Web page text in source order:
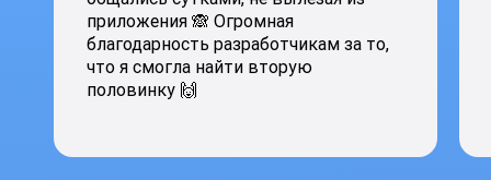
приложения 🙈 Огромная
благодарность разработчикам за то,
что я смогла найти вторую
половинку 🙌